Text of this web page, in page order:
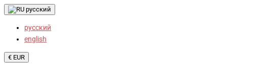
русский
русский
english
€ EUR